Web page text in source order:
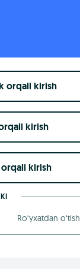
orqali kirish​
kirish
kirish
Ro‘yxatdan o‘tish